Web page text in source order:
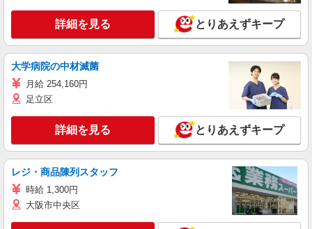
詳細を見る とりあえずキープ
大学病院の中材滅菌
月給 254,160円
足立区
詳細を見る とりあえずキープ
レジ・商品陳列スタッフ
時給 1,300円
大阪市中央区